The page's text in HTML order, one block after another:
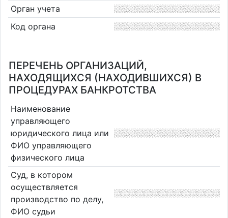
Орган учета
Код органа
ПЕРЕЧЕНЬ ОРГАНИЗАЦИЙ,
НАХОДЯЩИХСЯ (НАХОДИВШИХСЯ) В
ПРОЦЕДУРАХ БАНКРОТСТВА
Наименование
управляющего
юридического лица или
ФИО управляющего
физического лица
Суд, в котором
осуществляется
производство по делу,
ФИО судьи